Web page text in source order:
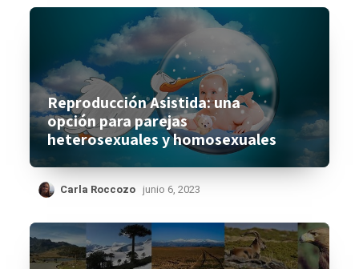
Reproducción Asistida: una
opción para parejas
heterosexuales y homosexuales
Carla Roccozo junio 6, 2023